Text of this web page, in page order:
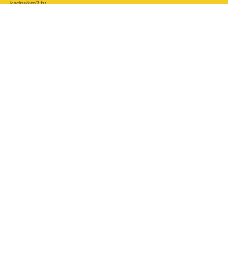
kadry@m2.tv